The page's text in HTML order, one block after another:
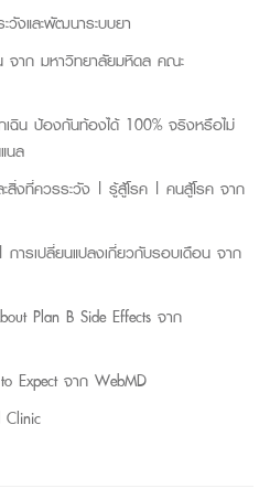
วังและพัฒนาระบบยา
จาก มหาวิทยาลัยมหิดล คณะ
ฉิน ป้องกันท้องได้ 100% จริงหรือไม่
นล
ะสิ่งที่ควรระวัง | รู้สู้โรค | คนสู้โรค จาก
ารเปลี่ยนแปลงเกี่ยวกับรอบเดือน จาก
Plan B Side Effects จาก
Expect จาก WebMD
Clinic